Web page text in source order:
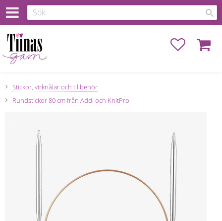
Favoriter
Stickor, virknålar och tillbehör
Rundstickor 80 cm från Addi och KnitPro